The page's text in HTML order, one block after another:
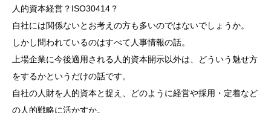
人的資本経営？ISO30414？
自社には関係ないとお考えの方も多いのではないでしょうか。
しかし問われているのはすべて人事情報の話。
上場企業に今後適用される人的資本開示以外は、どういう魅せ方
をするかというだけの話です。
自社の人財を人的資本と捉え、どのように経営や採用・定着など
の人的戦略に活かすか。